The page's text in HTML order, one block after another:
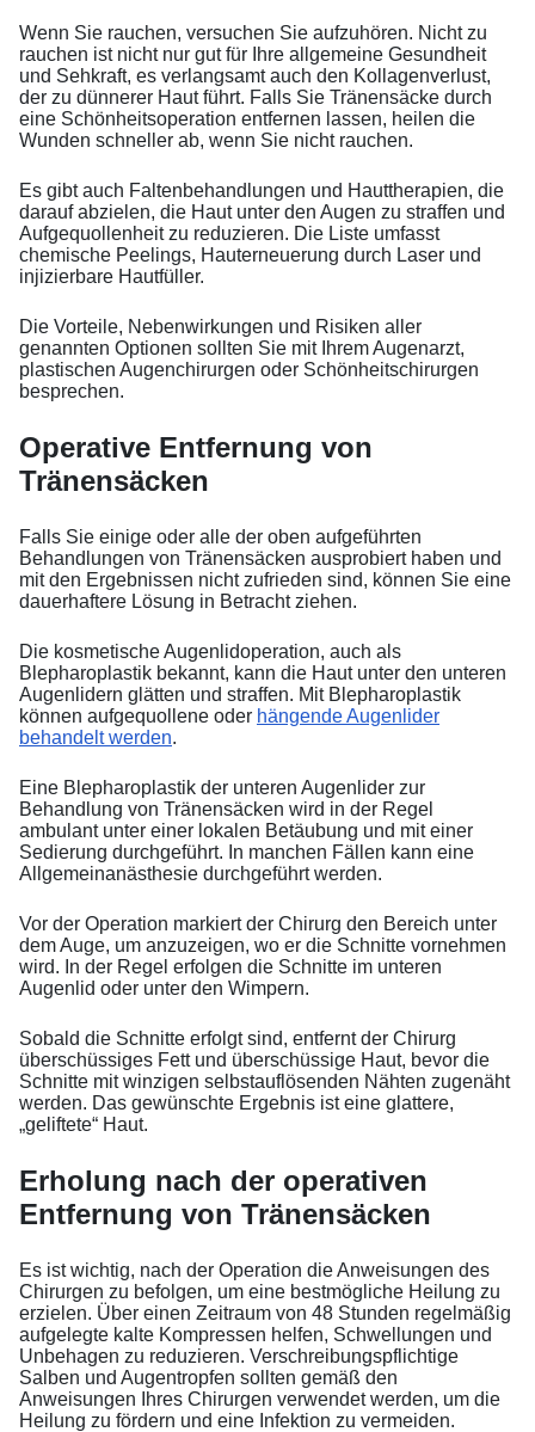
Wenn Sie rauchen, versuchen Sie aufzuhören. Nicht zu
rauchen ist nicht nur gut für Ihre allgemeine Gesundheit
und Sehkraft, es verlangsamt auch den Kollagenverlust,
der zu dünnerer Haut führt. Falls Sie Tränensäcke durch
eine Schönheitsoperation entfernen lassen, heilen die
Wunden schneller ab, wenn Sie nicht rauchen.
Es gibt auch Faltenbehandlungen und Hauttherapien, die
darauf abzielen, die Haut unter den Augen zu straffen und
Aufgequollenheit zu reduzieren. Die Liste umfasst
chemische Peelings, Hauterneuerung durch Laser und
injizierbare Hautfüller.
Die Vorteile, Nebenwirkungen und Risiken aller
genannten Optionen sollten Sie mit Ihrem Augenarzt,
plastischen Augenchirurgen oder Schönheitschirurgen
besprechen.
Operative Entfernung von
Tränensäcken
Falls Sie einige oder alle der oben aufgeführten
Behandlungen von Tränensäcken ausprobiert haben und
mit den Ergebnissen nicht zufrieden sind, können Sie eine
dauerhaftere Lösung in Betracht ziehen.
Die kosmetische Augenlidoperation, auch als
Blepharoplastik bekannt, kann die Haut unter den unteren
Augenlidern glätten und straffen. Mit Blepharoplastik
können aufgequollene oder hängende Augenlider
behandelt werden.
Eine Blepharoplastik der unteren Augenlider zur
Behandlung von Tränensäcken wird in der Regel
ambulant unter einer lokalen Betäubung und mit einer
Sedierung durchgeführt. In manchen Fällen kann eine
Allgemeinanästhesie durchgeführt werden.
Vor der Operation markiert der Chirurg den Bereich unter
dem Auge, um anzuzeigen, wo er die Schnitte vornehmen
wird. In der Regel erfolgen die Schnitte im unteren
Augenlid oder unter den Wimpern.
Sobald die Schnitte erfolgt sind, entfernt der Chirurg
überschüssiges Fett und überschüssige Haut, bevor die
Schnitte mit winzigen selbstauflösenden Nähten zugenäht
werden. Das gewünschte Ergebnis ist eine glattere,
„geliftete“ Haut.
Erholung nach der operativen
Entfernung von Tränensäcken
Es ist wichtig, nach der Operation die Anweisungen des
Chirurgen zu befolgen, um eine bestmögliche Heilung zu
erzielen. Über einen Zeitraum von 48 Stunden regelmäßig
aufgelegte kalte Kompressen helfen, Schwellungen und
Unbehagen zu reduzieren. Verschreibungspflichtige
Salben und Augentropfen sollten gemäß den
Anweisungen Ihres Chirurgen verwendet werden, um die
Heilung zu fördern und eine Infektion zu vermeiden.